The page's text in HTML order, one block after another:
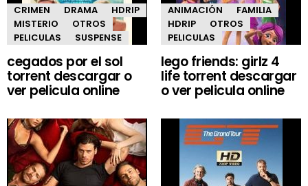
CRIMEN DRAMA
HDRIP
MISTERIO
OTROS
PELICULAS
SUSPENSE
cegados por el sol
torrent descargar o
ver pelicula online
ANIMACIÓN
FAMILIA
HDRIP
OTROS
PELICULAS
lego friends: girlz 4
life torrent descargar
o ver pelicula online